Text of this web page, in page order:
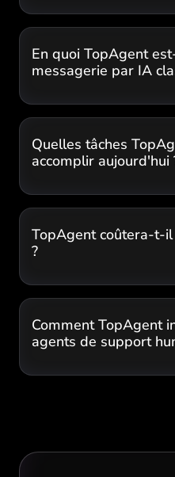
En quoi TopAgent
messagerie par IA
Quelles tâches
accomplir aujourd'hui
TopAgent coûtera-t-
?
Comment TopAgent
agents de support